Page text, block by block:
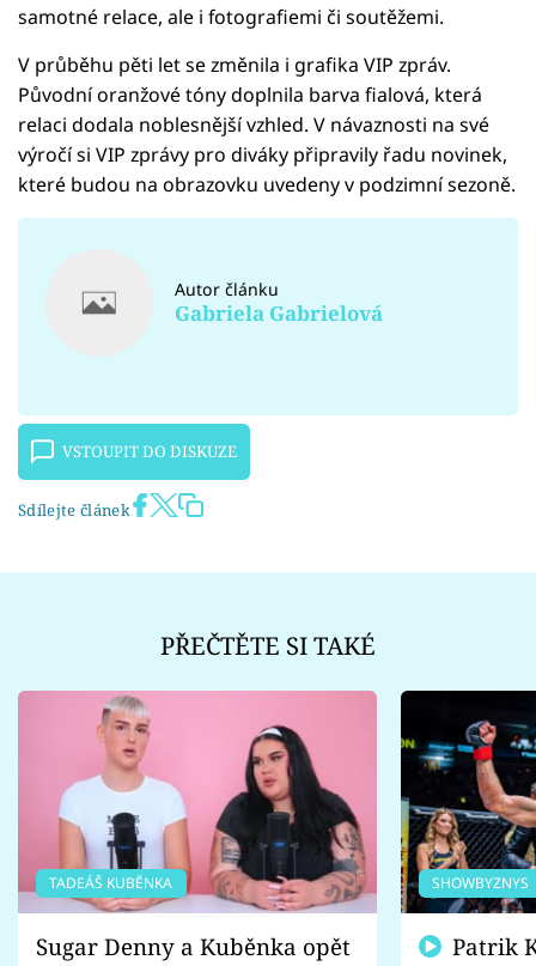
samotné relace, ale i fotografiemi či soutěžemi.
V průběhu pěti let se změnila i grafika VIP zpráv.
Původní oranžové tóny doplnila barva fialová, která
relaci dodala noblesnější vzhled. V návaznosti na své
výročí si VIP zprávy pro diváky připravily řadu novinek,
které budou na obrazovku uvedeny v podzimní sezoně.
Autor článku
Gabriela Gabrielová
VSTOUPIT DO DISKUZE
Sdílejte článek
PŘEČTĚTE SI TAKÉ
TADEÁŠ KUBĚNKA
Sugar Denny a Kuběnka opět
SHOWBYZNYS